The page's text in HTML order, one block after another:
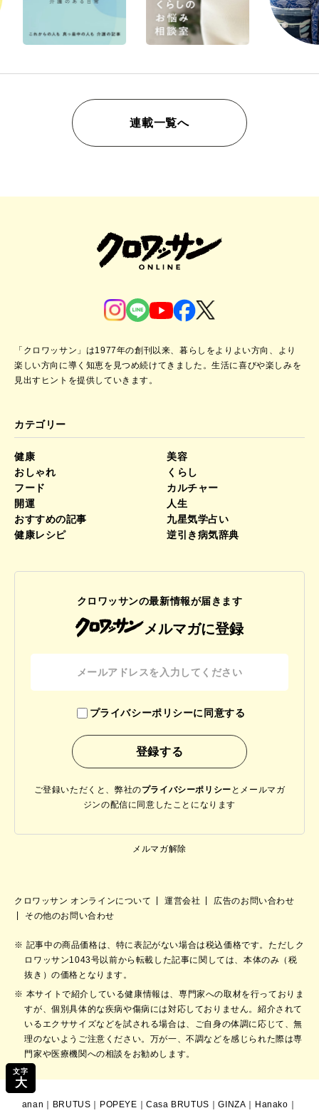
文字
大
連載一覧へ
「クロワッサン」は1977年の創刊以来、暮らしをよりよい方向、より
楽しい方向に導く知恵を見つめ続けてきました。生活に喜びや楽しみを
見出すヒントを提供していきます。
カテゴリー
健康
美容
おしゃれ
くらし
フード
カルチャー
開運
人生
おすすめの記事
九星気学占い
健康レシピ
逆引き病気辞典
クロワッサンの最新情報が届きます
メルマガに登録
プライバシーポリシーに同意する
ご登録いただくと、弊社のプライバシーポリシー と メールマガ
ジンの配信に同意したことになります
メルマガ解除
クロワッサン オンラインについて 運営会社
広告のお問い合わせ
その他のお問い合わせ
記事中の商品価格は、特に表記がない場合は税込価格です。ただしク
ロワッサン1043号以前から転載した記事に関しては、本体のみ（税
抜き）の価格となります。
本サイトで紹介している健康情報は、専門家への取材を行っておりま
すが、個別具体的な疾病や傷病には対応しておりません。紹介されて
いるエクササイズなどを試される場合は、ご自身の体調に応じて、無
理のないようご注意ください。万が一、不調などを感じられた際は専
門家や医療機関への相談をお勧めします。
anan BRUTUS POPEYE ｜Casa BRUTUS ｜GINZA Hanako